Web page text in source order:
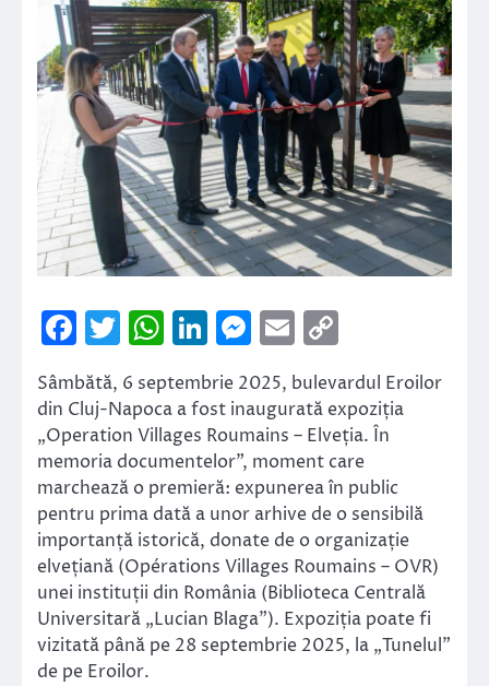
Facebook
Twitter
WhatsApp
LinkedIn
Messenger
Email
Link
Sâmbătă, 6 septembrie 2025, bulevardul Eroilor
din Cluj-Napoca a fost inaugurată expoziția
„Operation Villages Roumains – Elveția. În
memoria documentelor”, moment care
marchează o premieră: expunerea în public
pentru prima dată a unor arhive de o sensibilă
importanță istorică, donate de o organizație
elvețiană (Opérations Villages Roumains – OVR)
unei instituții din România (Biblioteca Centrală
Universitară „Lucian Blaga”). Expoziția poate fi
vizitată până pe 28 septembrie 2025, la „Tunelul”
de pe Eroilor.